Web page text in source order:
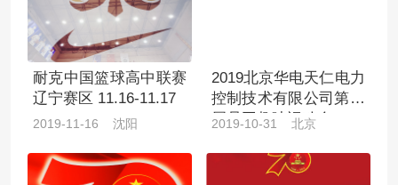
耐克中国篮球高中联赛
辽宁赛区 11.16-11.17
2019-11-16 沈阳
2019北京华电天仁电力
控制技术有限公司第三
届员工趣味运动会
2019-10-31 北京